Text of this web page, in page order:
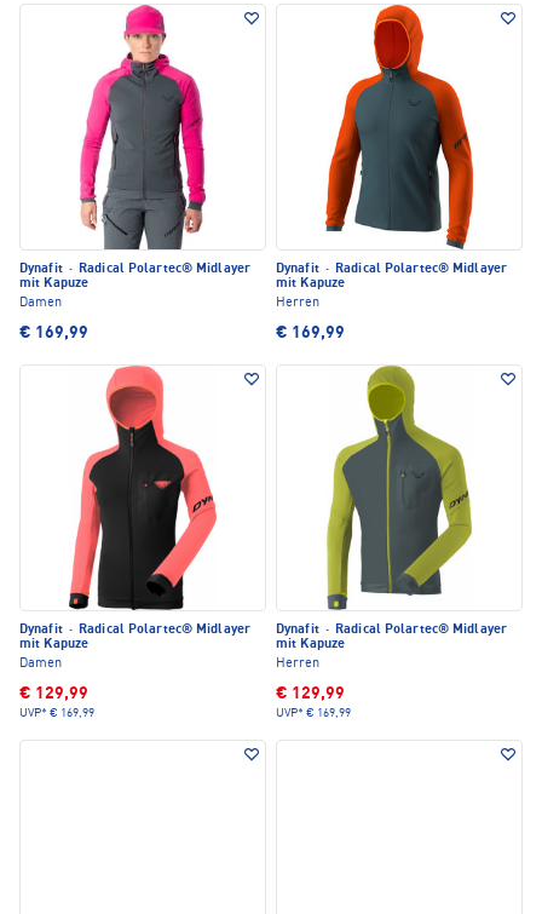
Dynafit · Radical Polartec® Midlayer
mit Kapuze
Damen
€ 169,99
Dynafit · Radical Polartec® Midlayer
mit Kapuze
Herren
€ 169,99
Dynafit · Radical Polartec® Midlayer
mit Kapuze
Damen
€ 129,99
UVP* € 169,99
Dynafit · Radical Polartec® Midlayer
mit Kapuze
Herren
€ 129,99
UVP* € 169,99